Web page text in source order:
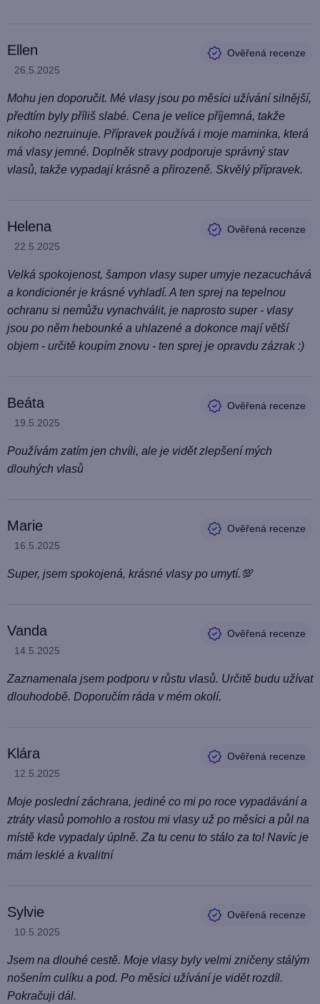
Ellen
Hodnocení produktu je 5 z 5 hvězdiček.
26.5.2025
Mohu jen doporučit. Mé vlasy jsou po měsíci užívání silnější,
předtím byly příliš slabé. Cena je velice příjemná, takže
nikoho nezruinuje. Přípravek používá i moje maminka, která
má vlasy jemné. Doplněk stravy podporuje správný stav
vlasů, takže vypadají krásně a přirozeně. Skvělý přípravek.
Helena
Hodnocení produktu je 5 z 5 hvězdiček.
22.5.2025
Velká spokojenost, šampon vlasy super umyje nezacuchává
a kondicionér je krásné vyhladí. A ten sprej na tepelnou
ochranu si nemůžu vynachválit, je naprosto super - vlasy
jsou po něm hebounké a uhlazené a dokonce mají větší
objem - určitě koupím znovu - ten sprej je opravdu zázrak :)
Beáta
Hodnocení produktu je 5 z 5 hvězdiček.
19.5.2025
Používám zatím jen chvíli, ale je vidět zlepšení mých
dlouhých vlasů
Marie
Hodnocení produktu je 5 z 5 hvězdiček.
16.5.2025
Super, jsem spokojená, krásné vlasy po umytí.💯
Vanda
Hodnocení produktu je 5 z 5 hvězdiček.
14.5.2025
Zaznamenala jsem podporu v růstu vlasů. Určitě budu užívat
dlouhodobě. Doporučím ráda v mém okolí.
Klára
Hodnocení produktu je 5 z 5 hvězdiček.
12.5.2025
Moje poslední záchrana, jediné co mi po roce vypadávání a
ztráty vlasů pomohlo a rostou mi vlasy už po měsíci a půl na
místě kde vypadaly úplně. Za tu cenu to stálo za to! Navíc je
mám lesklé a kvalitní
Sylvie
Hodnocení produktu je 5 z 5 hvězdiček.
10.5.2025
Jsem na dlouhé cestě. Moje vlasy byly velmi zničeny stálým
nošením culíku a pod. Po měsíci užívání je vidět rozdíl.
Pokračuji dál.